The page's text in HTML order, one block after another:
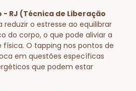
- RJ (Técnica de Liberação
reduzir o estresse ao equilibrar
do corpo, o que pode aliviar a
O tapping nos pontos de
em questões específicas
que podem estar